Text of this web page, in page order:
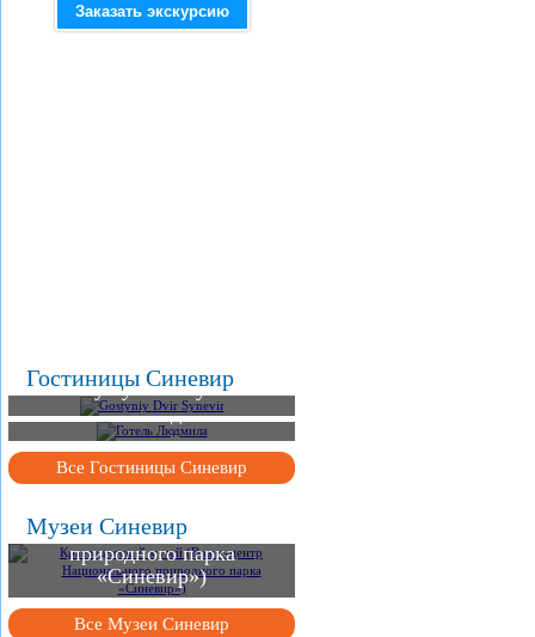
Заказать экскурсию
Гостиницы Синевир
Gostyniy Dvir Synevir
Готель Людмила
Все Гостиницы Синевир
Музеи Синевир
Краеведческий музей
Национального
природного парка
«Синевир»)
Все Музеи Синевир